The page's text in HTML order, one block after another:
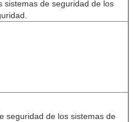
sistemas de seguridad de los
seguridad de los sistemas de